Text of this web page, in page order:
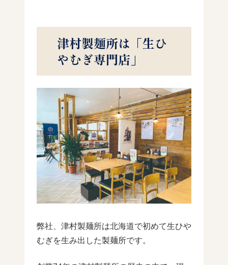
津村製麺所は「生ひ
やむぎ専門店」
弊社、津村製麺所は北海道で初めて生ひや
むぎを生み出した製麺所です。